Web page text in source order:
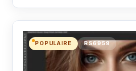
POPULAIRE RS6959